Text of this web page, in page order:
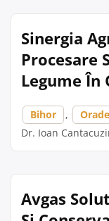
Sinergia
Procesare
Legume În
Bihor ,
Dr. Ioan
Avgas